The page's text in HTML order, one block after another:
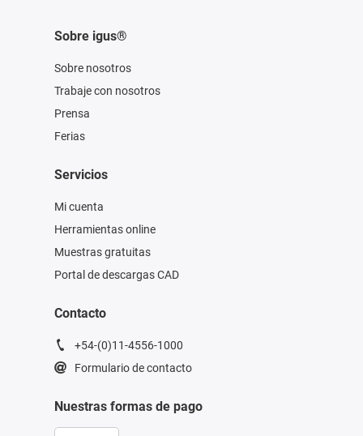
Sobre igus®
Sobre nosotros
Trabaje con nosotros
Prensa
Ferias
Servicios
Mi cuenta
Herramientas online
Muestras gratuitas
Portal de descargas CAD
Contacto
+54-(0)11-4556-1000
Formulario de contacto
Nuestras formas de pago